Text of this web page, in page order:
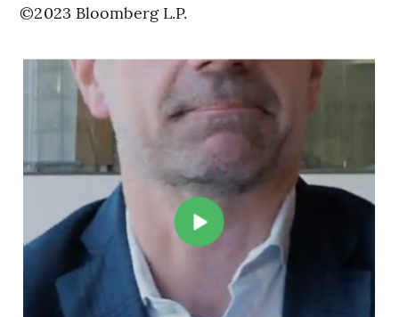
©2023 Bloomberg L.P.